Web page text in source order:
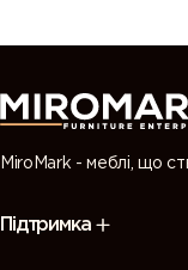
MiroMark - меблі, що
Підтримка